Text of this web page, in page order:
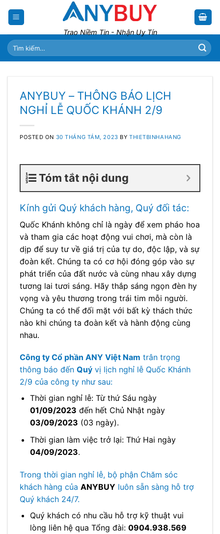
Trao Niềm Tin - Nhận Uy Tín
Tìm
kiếm:
ANYBUY – THÔNG BÁO LỊCH
NGHỈ LỄ QUỐC KHÁNH 2/9
POSTED ON 30 THÁNG TÁM, 2023 BY THIETBINHAHANG
Tóm tắt nội dung
Kính gửi Quý khách hàng, Quý đối tác:
Quốc Khánh không chỉ là ngày để xem pháo hoa
và tham gia các hoạt động vui chơi, mà còn là
dịp để suy tư về giá trị của tự do, độc lập, và sự
đoàn kết. Chúng ta có cơ hội đóng góp vào sự
phát triển của đất nước và cùng nhau xây dựng
tương lai tươi sáng. Hãy thắp sáng ngọn đèn hy
vọng và yêu thương trong trái tim mỗi người.
Chúng ta có thể đối mặt với bất kỳ thách thức
nào khi chúng ta đoàn kết và hành động cùng
nhau.
Công ty Cổ phần ANY Việt Nam trân trọng
thông báo đến Quý vị lịch nghỉ lễ Quốc Khánh
2/9 của công ty như sau:
Thời gian nghỉ lễ: Từ thứ Sáu ngày
01/09/2023 đến hết Chủ Nhật ngày
03/09/2023 (03 ngày).
Thời gian làm việc trở lại: Thứ Hai ngày
04/09/2023.
Trong thời gian nghỉ lễ, bộ phận Chăm sóc
khách hàng của ANYBUY luôn sẵn sàng hỗ trợ
Quý khách 24/7.
Quý khách có nhu cầu hỗ trợ kỹ thuật vui
lòng liên hệ qua Tổng đài: 0904.938.569